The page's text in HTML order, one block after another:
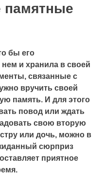
памятные
бы его
и хранила в своей
связанные с
вручить своей
память. И для этого
повод или ждать
свою вторую
или дочь, можно в
сюрприз
приятное